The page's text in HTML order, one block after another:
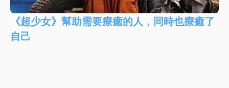
《超少女》幫助需要療癒的人，同時也療癒了
自己